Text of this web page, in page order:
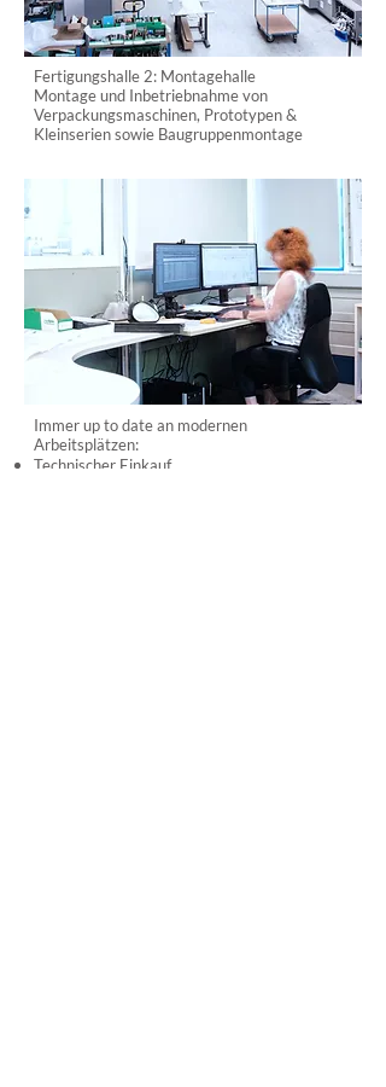
Fertigungshalle 2: Montagehalle
Montage und Inbetriebnahme von
Verpackungsmaschinen, Prototypen &
Kleinserien sowie Baugruppenmontage
Immer up to date an modernen
Arbeitsplätzen:
Technischer Einkauf